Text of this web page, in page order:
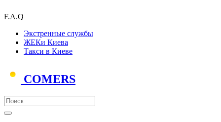
F.A.Q
Экстренные службы
ЖЕКи Киева
Такси в Киеве
COMERS